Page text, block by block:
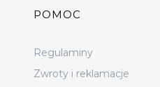
Linki w stopce
POMOC
Regulaminy
Zwroty i reklamacje